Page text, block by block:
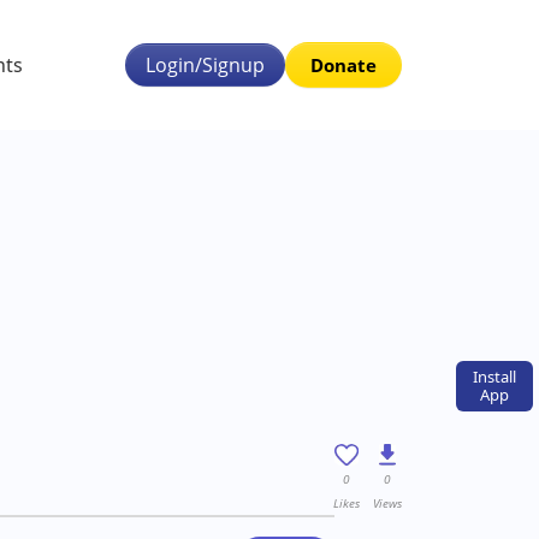
Install
App
Login/Signup Donate
0
Likes
0
Views